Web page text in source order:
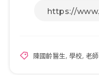
陳國齡醫生, 學校, 老師